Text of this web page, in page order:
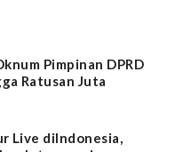
Pimpinan DPRD
Ratusan Juta
Live diIndonesia,